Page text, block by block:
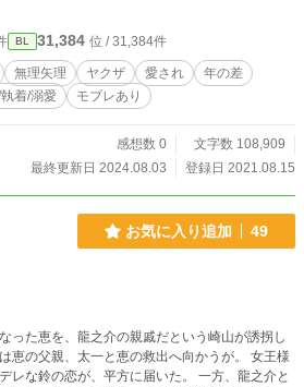
から芥に執着していて、恋愛感情を抱いてい
告白したが、断られてしまった。 根に持つタイ
けられ、橘を見つけるのを条件に伊武会に入っ
っている。 自分の過去と名前に劣等感がある。
てしまう事が多く悩んでいる。 上司の善は後輩に
を護り支える事を心に誓っている。 ※注意タグ
BL 31,384 位 / 31,384件
無理矢理 ヤクザ 愛され
年の差
着/溺愛 モブレあり
感想数 0
文字数 108,909
最終更新日 2024.08.03
登録日 2021.08.15
お気に入り追加 49
った恵を、龍之介の親戚だという崎山が誘拐し
の父親、太一と恵の救出へ向かうが。 女王様
レな鈴の恋が、平方に届いた。 一方、龍之介と